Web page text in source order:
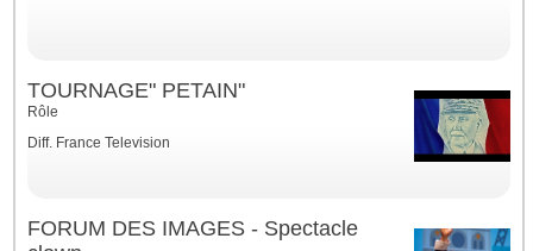
TOURNAGE" PETAIN"
Rôle
Diff. France Television
FORUM DES IMAGES - Spectacle